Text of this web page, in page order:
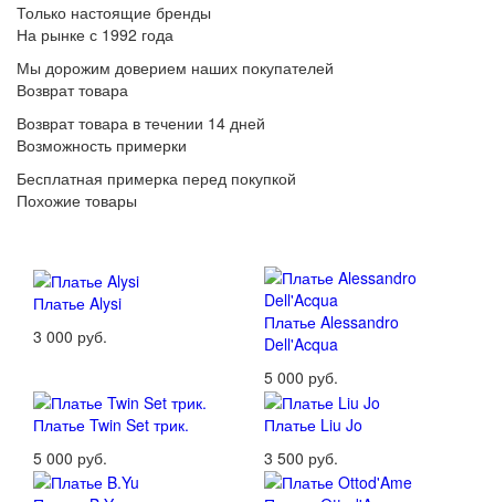
Только настоящие бренды
На рынке с 1992 года
Мы дорожим доверием наших покупателей
Возврат товара
Возврат товара в течении 14 дней
Возможность примерки
Бесплатная примерка перед покупкой
Похожие товары
Платье Alysi
3 000 руб.
Платье Alessandro
Dell'Acqua
5 000 руб.
Платье Twin Set трик.
5 000 руб.
Платье Liu Jo
3 500 руб.